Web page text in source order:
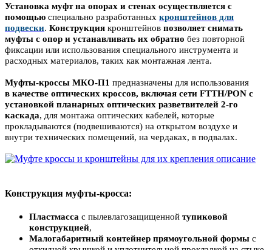
Установка муфт на опорах и стенах осуществляется с
помощью специально разработанных кронштейнов для
подвески. Конструкция кронштейнов позволяет снимать
муфты с опор и устанавливать их обратно без повторной
фиксации или использования специального инструмента и
расходных материалов, таких как монтажная лента.
Муфты-кроссы МКО-П1 предназначены для использования
в качестве оптических кроссов, включая сети FTTH/PON с
установкой планарных оптических разветвителей 2-го
каскада, для монтажа оптических кабелей, которые
прокладываются (подвешиваются) на открытом воздухе и
внутри технических помещений, на чердаках, в подвалах.
Конструкция муфты-кросса:
Пластмасса с пылевлагозащищенной тупиковой
конструкцией,
Малогабаритный контейнер прямоугольной формы с